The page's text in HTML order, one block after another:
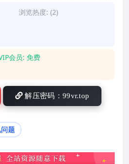
浏览热度: (2)
会员: 免费
解压密码：99vr.top
题